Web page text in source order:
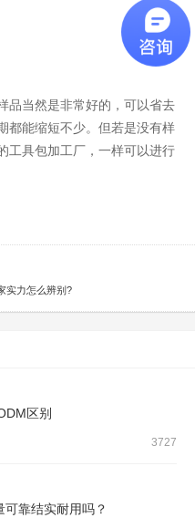
当然是非常好的，可以省去
都能缩短不少。但若是没有样
工具包加工厂，一样可以进行
实力怎么辨别?
区别
3727
靠结实耐用吗？